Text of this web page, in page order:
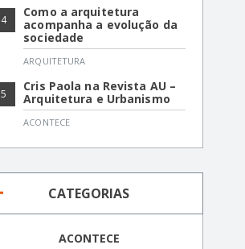
4
Como a arquitetura
acompanha a evolução da
sociedade
ARQUITETURA
5
Cris Paola na Revista AU –
Arquitetura e Urbanismo
ACONTECE
CATEGORIAS
ACONTECE